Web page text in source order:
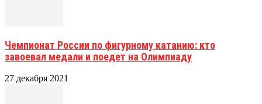
Чемпионат России по фигурному катанию: кто
завоевал медали и поедет на Олимпиаду
27 декабря 2021